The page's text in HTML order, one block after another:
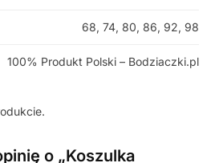
68, 74, 80, 86, 92, 98
100% Produkt Polski – Bodziaczki.pl
o „Koszulka